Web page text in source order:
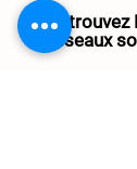
réseaux